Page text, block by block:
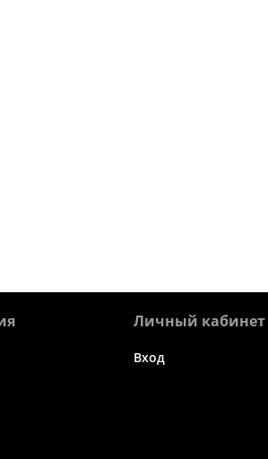
Личный кабинет
Вход